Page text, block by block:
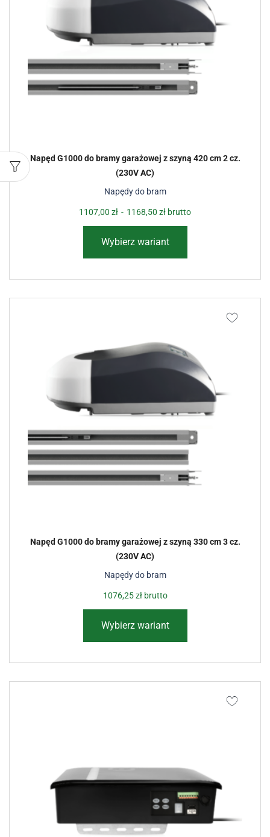
Napędy do bram
Napęd G1000 do bramy garażowej z szyną 420 cm 2 cz.
(230V AC)
1107,00 zł - 1168,50 zł brutto
Wybierz wariant
Napędy do bram
Napęd G1000 do bramy garażowej z szyną 330 cm 3 cz.
(230V AC)
1076,25złbrutto
Wybierz wariant